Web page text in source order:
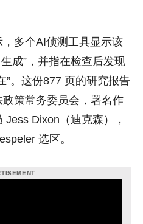
多个AI侦测工具显示该
成”，并指在检查后发现
”。这份877 页的研究报告
策常务委员会，署名作
Dixon（迪克森），
选区。